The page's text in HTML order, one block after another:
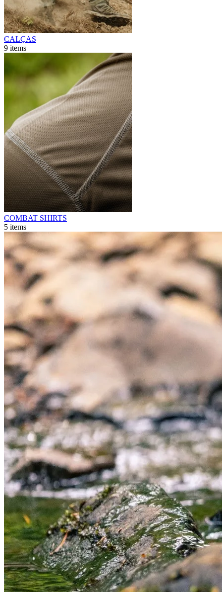
CALÇAS
9 items
COMBAT SHIRTS
5 items